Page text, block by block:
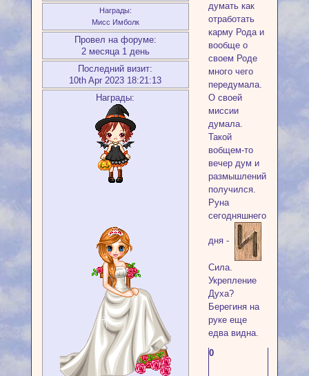
Награды:
Мисс Имболк
Провел на форуме:
2 месяца 1 день
Последний визит:
10th Apr 2023 18:21:13
Награды:
думать как
отработать
карму Рода и
вообще о
своем Роде
много чего
передумала.
О своей
миссии
думала.
Такой
вобщем-то
вечер дум и
размышлений
получился.
Руна
сегодняшнего
дня -
Сила.
Укрепление
Духа?
Берегиня на
руке еще
едва видна.
0